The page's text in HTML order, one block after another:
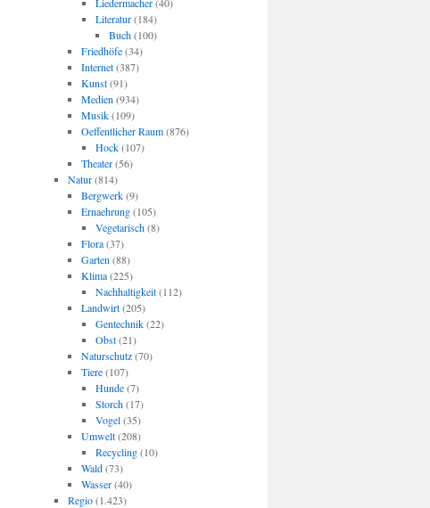
Literatur(184)
Buch(100)
Friedhöfe(34)
Internet(387)
Kunst(91)
Medien (934)
Musik(109)
Oeffentlicher Raum(876)
Hock(107)
Theater(56)
Natur(814)
Bergwerk(9)
Ernaehrung(105)
Vegetarisch(8)
Flora(37)
Garten (88)
Klima(225)
Nachhaltigkeit(112)
Landwirt(205)
Gentechnik(22)
Obst(21)
Naturschutz(70)
Tiere(107)
Hunde(7)
Storch(17)
Vogel(35)
Umwelt(208)
Recycling(10)
Wald(73)
Wasser(40)
Regio(1.423)